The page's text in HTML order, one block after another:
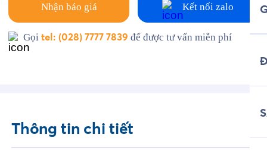
Nhận báo giá Kết nối zalo
Gọitel: (028) 7777 7839 để được tư vấn miễn phí
Thông tin chi tiết